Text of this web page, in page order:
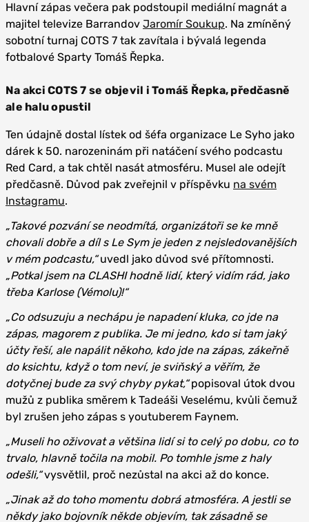
Hlavní zápas večera pak podstoupil mediální magnát a
majitel televize Barrandov Jaromír Soukup. Na zmíněný
sobotní turnaj COTS 7 tak zavítala i bývalá legenda
fotbalové Sparty Tomáš Řepka.
Na akci COTS 7 se objevil i Tomáš Řepka, předčasně
ale halu opustil
Ten údajně dostal lístek od šéfa organizace Le Syho jako
dárek k 50. narozeninám při natáčení svého podcastu
Red Card, a tak chtěl nasát atmosféru. Musel ale odejít
předčasně. Důvod pak zveřejnil v příspěvku na svém
Instagramu.
„Takové pozvání se neodmítá, organizátoři se ke mně
chovali dobře a díl s Le Sym je jeden z nejsledovanějších
v mém podcastu,“uvedl jako důvod své přítomnosti.
„Potkal jsem na CLASHI hodně lidí, který vidím rád, jako
třeba Karlose (Vémolu)!“
„Co odsuzuju a nechápu je napadení kluka, co jde na
zápas, magorem z publika. Je mi jedno, kdo si tam jaký
účty řeší, ale napálit někoho, kdo jde na zápas, zákeřně
do ksichtu, když o tom neví, je sviňský a věřím, že
dotyčnej bude za svý chyby pykat,“popisoval útok dvou
mužů z publika směrem k Tadeáši Veselému, kvůli čemuž
byl zrušen jeho zápas s youtuberem Faynem.
„Museli ho oživovat a většina lidí si to celý po dobu, co to
trvalo, hlavně točila na mobil. Po tomhle jsme z haly
odešli,“vysvětlil, proč nezůstal na akci až do konce.
„Jinak až do toho momentu dobrá atmosféra. A jestli se
někdy jako bojovník někde objevím, tak zásadně se